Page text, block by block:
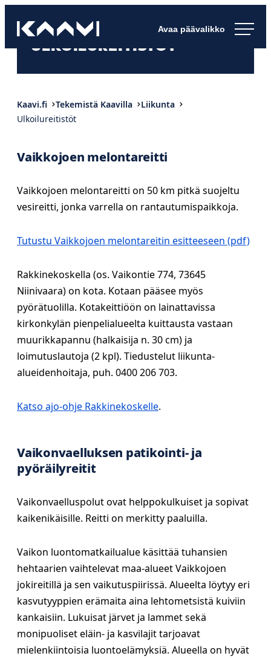
suoraan
sisältöön
Kaavin kunta
ULKOILUREITISTÖT
Kaavi.fi Tekemistä Kaavilla
Liikunta
Ulkoilureitistöt
Vaikkojoen melontareitti
Vaikkojoen melontareitti on 50 km pitkä suojeltu
vesireitti, jonka varrella on rantautumispaikkoja.
Tutustu Vaikkojoen melontareitin esitteeseen
Rakkinekoskella (os. Vaikontie 774, 73645
Niinivaara) on kota. Kotaan pääsee myös
pyörätuolilla. Kotakeittiöön on lainattavissa
kirkonkylän pienpelialueelta kuittausta vastaan
muurikkapannu (halkaisija n. 30 cm) ja
loimutuslautoja (2 kpl). Tiedustelut liikunta-
alueidenhoitaja, puh. 0400 206 703.
Katso ajo-ohje Rakkinekoskelle.
Vaikonvaelluksen patikointi- ja
pyöräilyreitit
Vaikonvaelluspolut ovat helppokulkuiset ja sopivat
kaikenikäisille. Reitti on merkitty paaluilla.
Vaikon luontomatkailualue käsittää tuhansien
hehtaarien vaihtelevat maa-alueet Vaikkojoen
jokireitillä ja sen vaikutuspiirissä. Alueelta löytyy eri
kasvutyyppien erämaita aina lehtometsistä kuiviin
kankaisiin. Lukuisat järvet ja lammet sekä
monipuoliset eläin- ja kasvilajit tarjoavat
mielenkiintoisia luontoelämyksiä. Alueella on hyvät